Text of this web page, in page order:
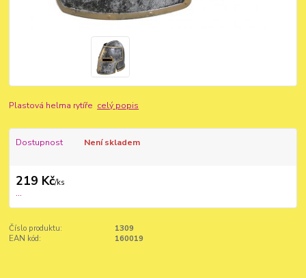
Plastová helma rytíře celý popis
Dostupnost Není skladem
219 Kč/ks
...
Číslo produktu:
1309
EAN kód:
160019